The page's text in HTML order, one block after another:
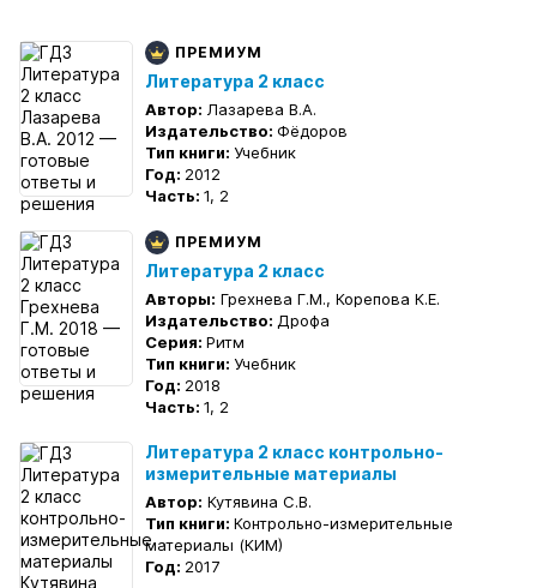
ПРЕМИУМ
Литература 2 класс
Автор: Лазарева В.А.
Издательство: Фёдоров
Тип книги: Учебник
Год: 2012
Часть: 1, 2
ПРЕМИУМ
Литература 2 класс
Авторы: Грехнева Г.М., Корепова К.Е.
Издательство: Дрофа
Серия: Ритм
Тип книги: Учебник
Год: 2018
Часть: 1, 2
Литература 2 класс контрольно-
измерительные материалы
Автор: Кутявина С.В.
Тип книги: Контрольно-измерительные
материалы (КИМ)
Год: 2017